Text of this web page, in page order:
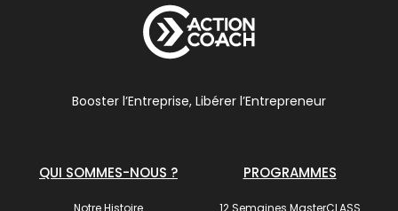
Booster l’Entreprise, Libérer l’Entrepreneur
QUI SOMMES-NOUS ?
Notre Histoire
PROGRAMMES
12 Semaines MasterCLASS